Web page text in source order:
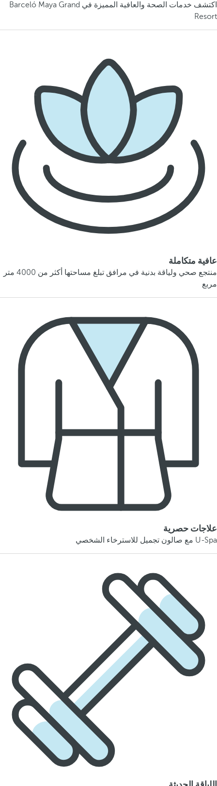
اكتشف خدمات الصحة والعافية المميزة في Barceló Maya Grand
Resort
عافية متكاملة
منتجع صحي ولياقة بدنية في مرافق تبلغ مساحتها أكثر من 4000 متر
مربع
علاجات حصرية
U-Spa مع صالون تجميل للاسترخاء الشخصي